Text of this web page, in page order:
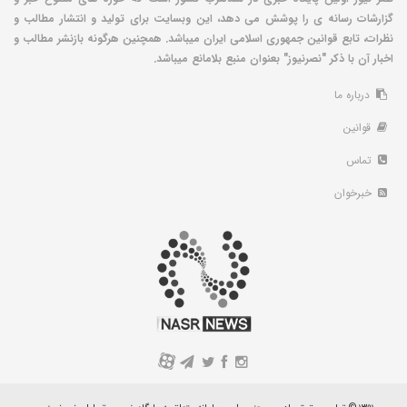
گزارشات رسانه ی را پوشش می دهد، این وبسایت برای تولید و انتشار مطالب و
نظرات، تابع قوانین جمهوری اسلامی ایران میباشد. همچنین هرگونه بازنشر مطالب و
اخبار آن با ذکر "نصرنیوز" بعنوان منبع بلامانع میباشد.
درباره ما
قوانین
تماس
خبرخوان
A